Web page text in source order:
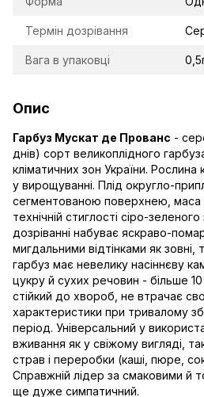
Термін дозрівання
Вага в упаковці
Опис
Гарбуз Мускат де Прованс -
днів) сорт великоплідного
кліматичних зон України.
у вирощуванні. Плід округло-
сегментованою поверхнею, маса
технічній стиглості сіро-
дозріванні набуває яскраво-
мигдальними відтінками як зовні,
гарбуз має невелику насіннєву
цукру й сухих речовин - більше
стійкий до хвороб, не втрачає
характеристики при тривалому
період. Універсальний у
вживання як у свіжому вигляді,
страв і переробки (каші, пюре,
Справжній лідер за смаковими й
ще дуже симпатичний.